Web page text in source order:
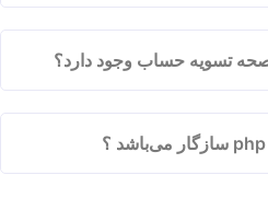
صحه تسویه حساب وجود دارد؟